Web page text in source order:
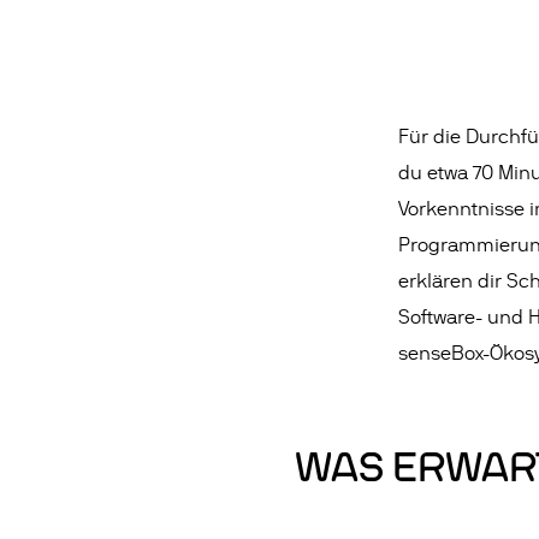
Für die
du etwa 70
Vorkenntnisse
erklären dir
Software- und
senseBox-
WAS